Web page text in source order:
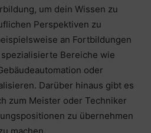
um dein Wissen zu
Perspektiven zu
an Fortbildungen
Bereiche wie
oder
Darüber hinaus gibt es
zum Meister oder Techniker
zu übernehmen
machen.